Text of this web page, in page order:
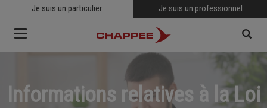
Je suis un particulier Je suis un professionnel
Toggle
RECHERCHER
Informations relatives à la Loi